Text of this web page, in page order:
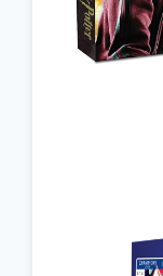
is:
891,000 تومان.